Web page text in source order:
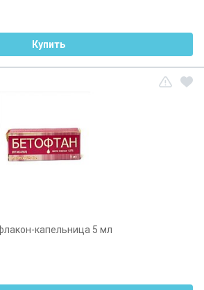
Купить
капельница 5 мл